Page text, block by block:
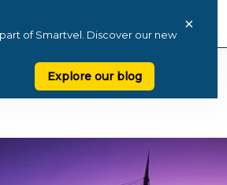
of Smartvel. Discover our new
Explore our blog
×